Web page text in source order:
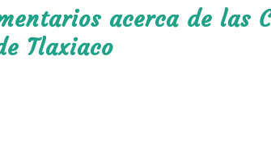
Loma de Las Manzanas
Morelos
acerca de las
Tlaxiaco